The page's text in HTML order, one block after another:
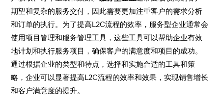
期望和复杂的服务交付，因此需要更加注重客户的需求分析
和订单的执行。为了提高L2C流程的效率，服务型企业通常会
使用项目管理和服务管理工具，这些工具可以帮助企业有效
地计划和执行服务项目，确保客户的满意度和项目的成功。
通过根据企业的类型和特点，选择和实施合适的工具和策
略，企业可以显著提高L2C流程的效率和效果，实现销售增长
和客户满意度的提升。